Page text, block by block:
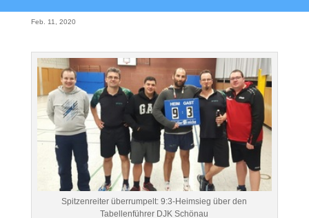
Feb. 11, 2020
Spitzenreiter überrumpelt: 9:3-Heimsieg über den
Tabellenführer DJK Schönau